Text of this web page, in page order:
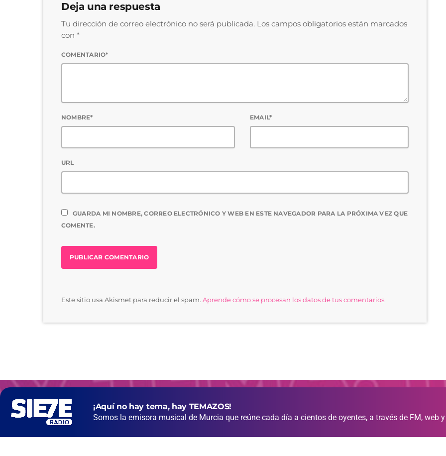
Deja una respuesta
Tu dirección de correo electrónico no será publicada. Los campos obligatorios están marcados
con *
COMENTARIO*
NOMBRE* EMAIL*
URL
GUARDA MI NOMBRE, CORREO ELECTRÓNICO Y WEB EN ESTE NAVEGADOR PARA LA PRÓXIMA VEZ QUE
COMENTE.
Este sitio usa Akismet para reducir el spam. Aprende cómo se procesan los datos de tus comentarios.
¡Aquí no hay tema, hay TEMAZOS!
Somos la emisora musical de Murcia que reúne cada día a cientos de oyentes, a través de FM, web